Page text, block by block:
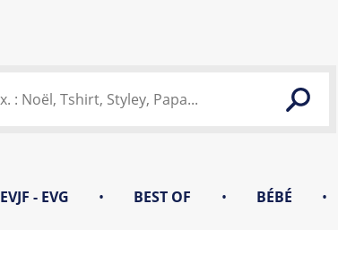
EVJF - EVG • BEST OF • BÉBÉ •